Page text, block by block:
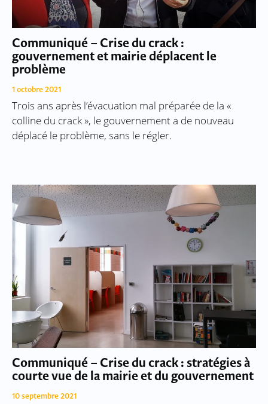
Communiqué – Crise du crack :
gouvernement et mairie déplacent le
problème
1 octobre 2021
Trois ans après l’évacuation mal préparée de la «
colline du crack », le gouvernement a de nouveau
déplacé le problème, sans le régler.
Communiqué – Crise du crack : stratégies à
courte vue de la mairie et du gouvernement
10 septembre 2021